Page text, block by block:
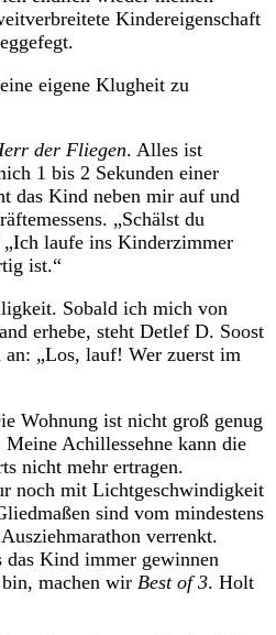
Kindereigenschaft
eigene Klugheit zu
der Fliegen. Alles ist
1 bis 2 Sekunden einer
das Kind neben mir auf und
„Schälst du
laufe ins Kinderzimmer
ist.“
Sobald ich mich von
erhebe, steht Detlef D. Soost
„Los, lauf! Wer zuerst im
Wohnung ist nicht groß genug
Achillessehne kann die
nicht mehr ertragen.
noch mit Lichtgeschwindigkeit
sind vom mindestens
verrenkt.
das Kind immer gewinnen
machen wir Best of 3. Holt